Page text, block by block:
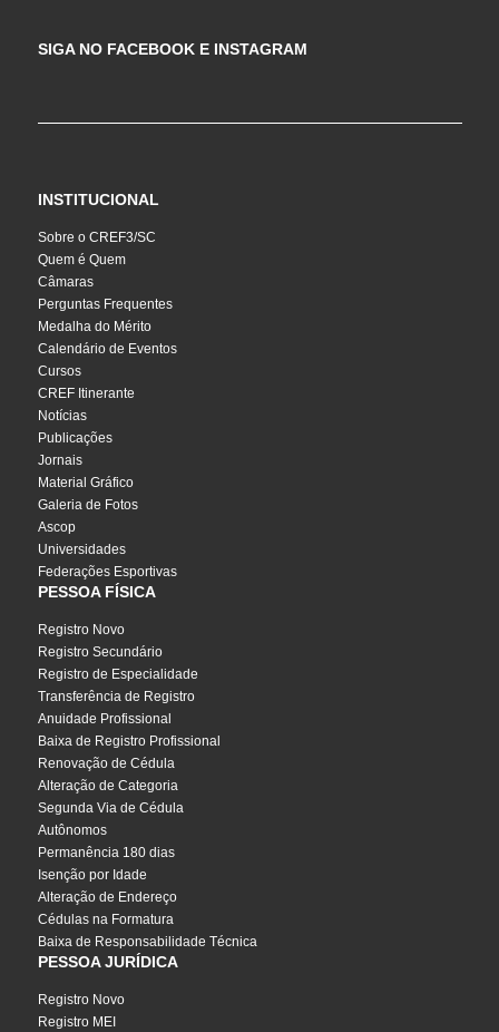
SIGA NO FACEBOOK E INSTAGRAM
INSTITUCIONAL
Sobre o CREF3/SC
Quem é Quem
Câmaras
Perguntas Frequentes
Medalha do Mérito
Calendário de Eventos
Cursos
CREF Itinerante
Notícias
Publicações
Jornais
Material Gráfico
Galeria de Fotos
Ascop
Universidades
Federações Esportivas
PESSOA FÍSICA
Registro Novo
Registro Secundário
Registro de Especialidade
Transferência de Registro
Anuidade Profissional
Baixa de Registro Profissional
Renovação de Cédula
Alteração de Categoria
Segunda Via de Cédula
Autônomos
Permanência 180 dias
Isenção por Idade
Alteração de Endereço
Cédulas na Formatura
Baixa de Responsabilidade Técnica
PESSOA JURÍDICA
Registro Novo
Registro MEI